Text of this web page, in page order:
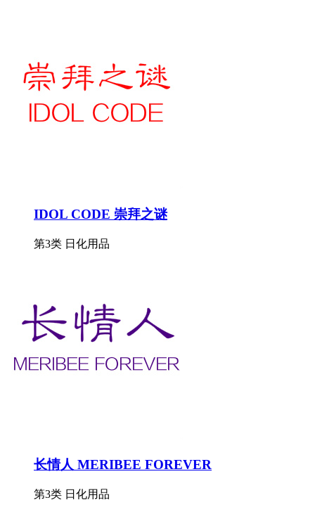
IDOL CODE 崇拜之谜
第3类 日化用品
长情人 MERIBEE FOREVER
第3类 日化用品